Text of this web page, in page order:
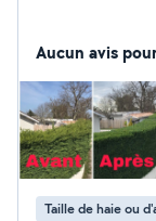
Aucun avis
Taille de haie ou